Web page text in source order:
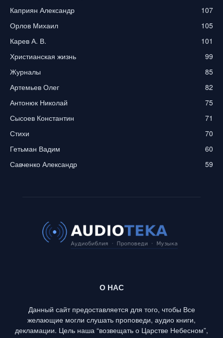
Каприян Александр
107
Орлов Михаил
105
Карев А. В.
101
Христианская жизнь
99
Журналы
85
Артемьев Олег
82
Антонюк Николай
75
Сысоев Константин
71
Стихи
70
Гетьман Вадим
60
Савченко Александр
59
О НАС
Данный сайт предоставляется для того, чтобы Все
желающие могли слушать проповеди, аудио книги,
декламации. Цель наша “возвещать о Царстве Небесном”,